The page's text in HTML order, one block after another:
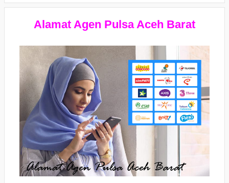
Alamat Agen Pulsa Aceh Barat